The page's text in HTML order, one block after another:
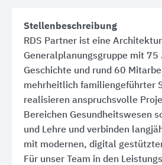
Stellenbeschreibung
RDS Partner ist eine
Generalplanungsgruppe mit 75
Geschichte und rund 60
mehrheitlich familiengeführter
realisieren anspruchsvolle
Bereichen Gesundheitswesen
und Lehre und verbinden
mit modernen, digital
Für unser Team in den